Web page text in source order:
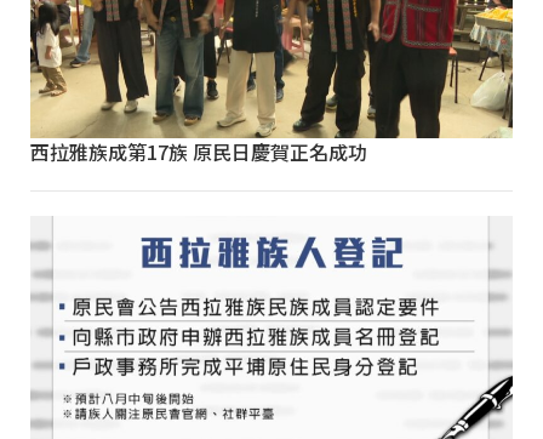
西拉雅族成第17族 原民日慶賀正名成功